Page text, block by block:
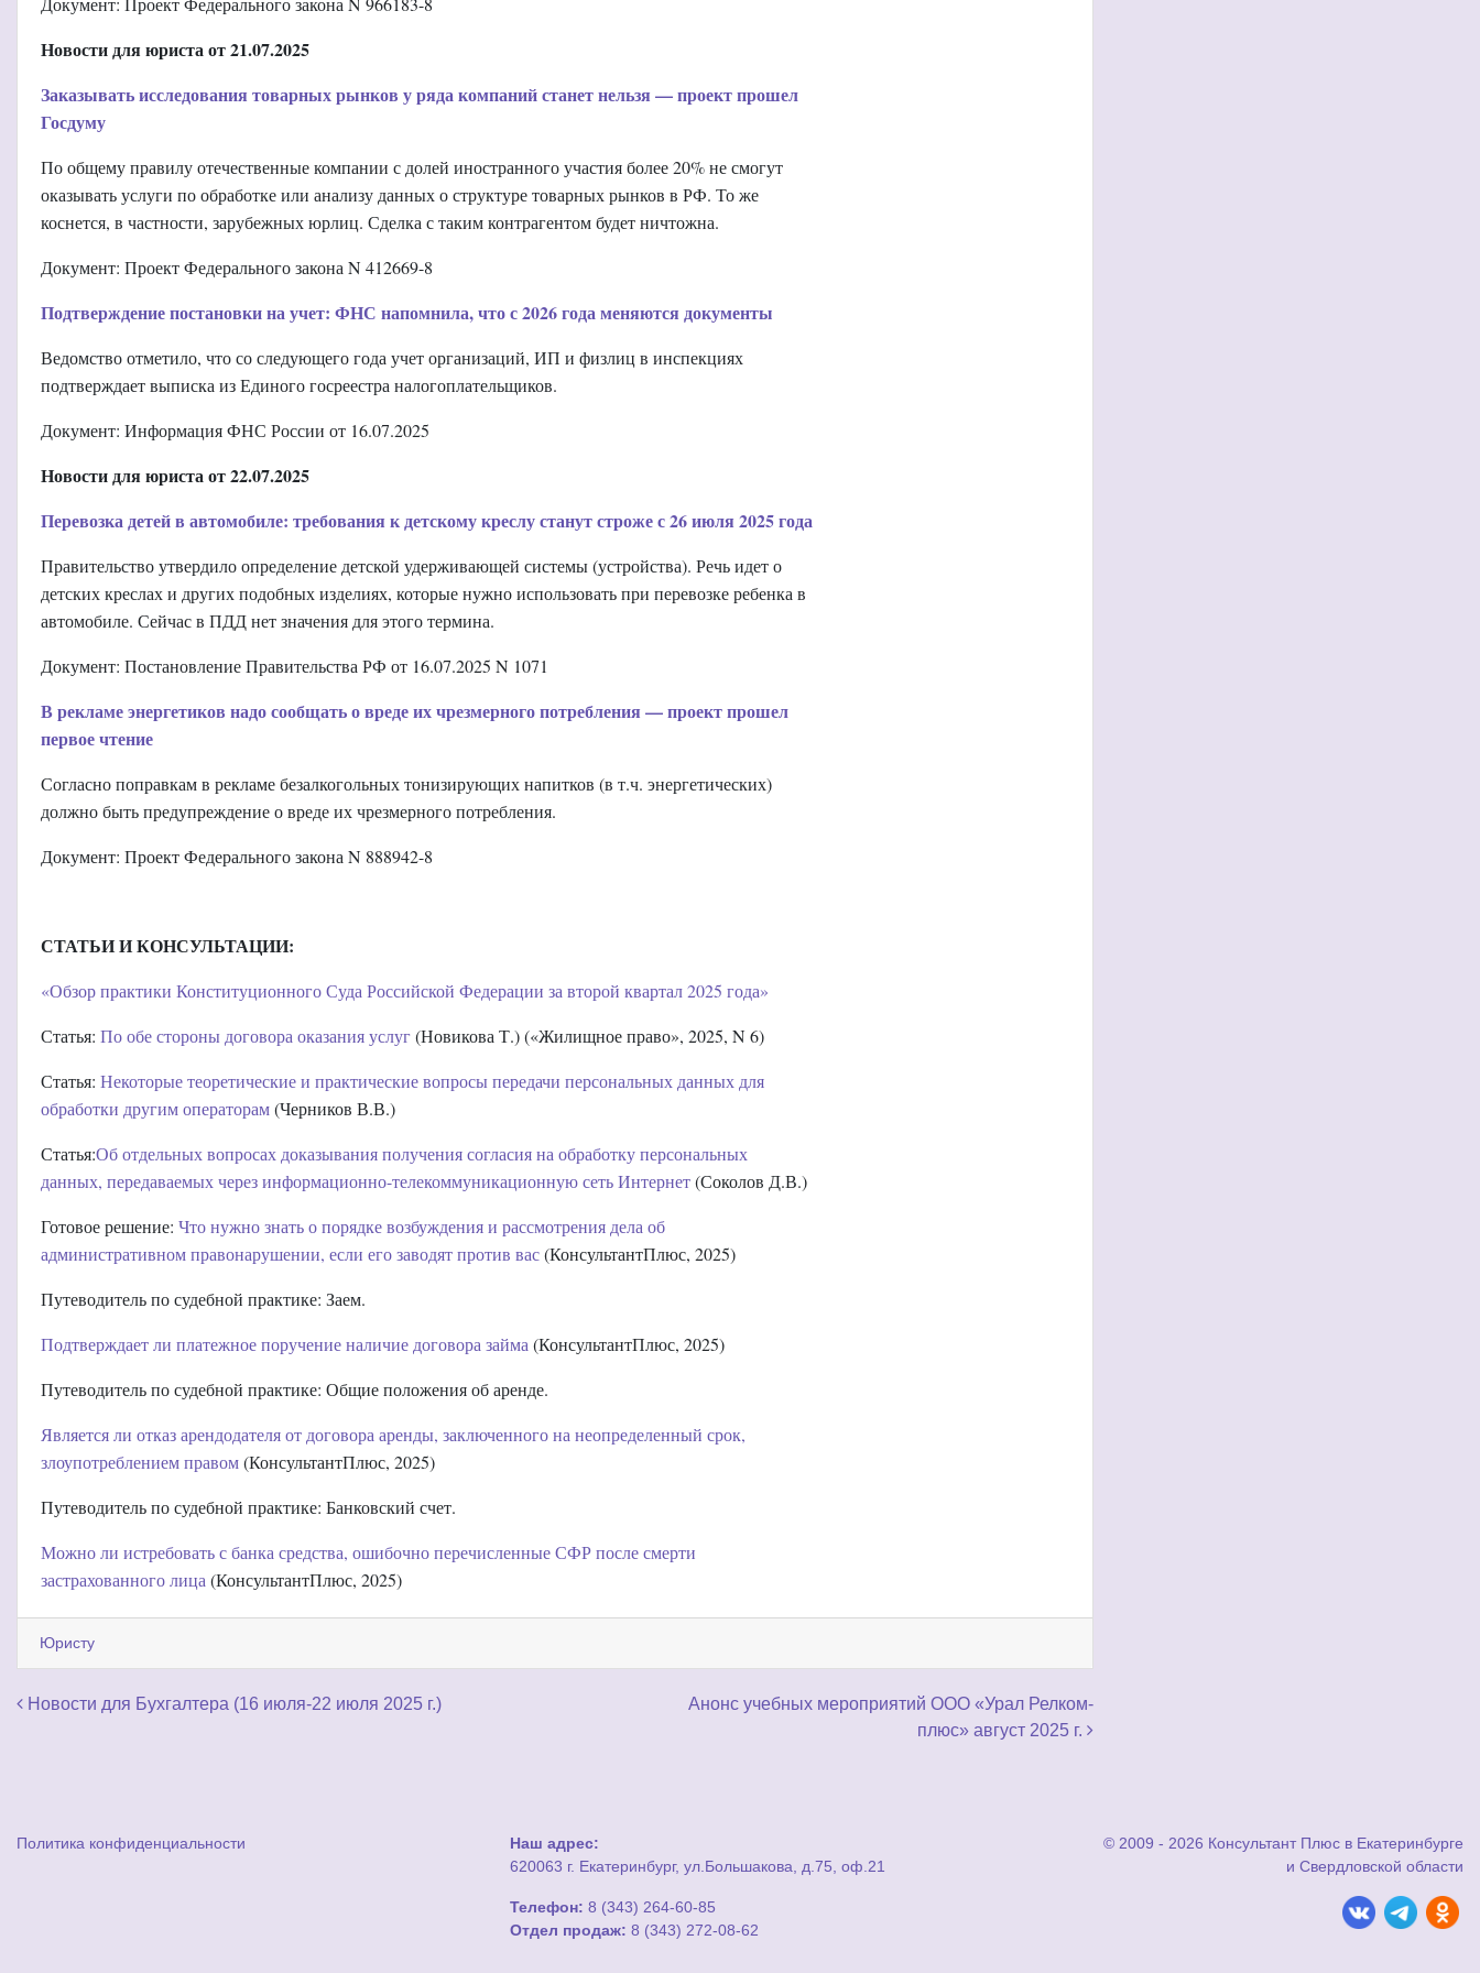
Новости для юриста от 21.07.2025
Заказывать исследования товарных рынков у ряда компаний станет нельзя — проект прошел
Госдуму
По общему правилу отечественные компании с долей иностранного участия более 20% не смогут
оказывать услуги по обработке или анализу данных о структуре товарных рынков в РФ. То же
коснется, в частности, зарубежных юрлиц. Сделка с таким контрагентом будет ничтожна.
Документ: Проект Федерального закона N 412669-8
Подтверждение постановки на учет: ФНС напомнила, что с 2026 года меняются документы
Ведомство отметило, что со следующего года учет организаций, ИП и физлиц в инспекциях
подтверждает выписка из Единого госреестра налогоплательщиков.
Документ: Информация ФНС России от 16.07.2025
Новости для юриста от 22.07.2025
Перевозка детей в автомобиле: требования к детскому креслу станут строже с 26 июля 2025 года
Правительство утвердило определение детской удерживающей системы (устройства). Речь идет о
детских креслах и других подобных изделиях, которые нужно использовать при перевозке ребенка в
автомобиле. Сейчас в ПДД нет значения для этого термина.
Документ: Постановление Правительства РФ от 16.07.2025 N 1071
В рекламе энергетиков надо сообщать о вреде их чрезмерного потребления — проект прошел
первое чтение
Согласно поправкам в рекламе безалкогольных тонизирующих напитков (в т.ч. энергетических)
должно быть предупреждение о вреде их чрезмерного потребления.
Документ: Проект Федерального закона N 888942-8
СТАТЬИ И КОНСУЛЬТАЦИИ:
«Обзор практики Конституционного Суда Российской Федерации за второй квартал 2025 года»
Статья: По обе стороны договора оказания услуг(Новикова Т.) («Жилищное право», 2025, N 6)
Статья: Некоторые теоретические и практические вопросы передачи персональных данных для
обработки другим операторам(Черников В.В.)
Статья:Об отдельных вопросах доказывания получения согласия на обработку персональных
данных, передаваемых через информационно-телекоммуникационную сеть Интернет(Соколов Д.В.)
Готовое решение: Что нужно знать о порядке возбуждения и рассмотрения дела об
административном правонарушении, если его заводят против вас(КонсультантПлюс, 2025)
Путеводитель по судебной практике: Заем.
Подтверждает ли платежное поручение наличие договора займа(КонсультантПлюс, 2025)
Путеводитель по судебной практике: Общие положения об аренде.
Является ли отказ арендодателя от договора аренды, заключенного на неопределенный срок,
злоупотреблением правом(КонсультантПлюс, 2025)
Путеводитель по судебной практике: Банковский счет.
Можно ли истребовать с банка средства, ошибочно перечисленные СФР после смерти
застрахованного лица(КонсультантПлюс, 2025)
Юристу
Навигация по записям
Новости для Бухгалтера (16 июля-22 июля 2025 г.)
Анонс учебных мероприятий ООО «Урал Релком-
плюс» август 2025 г.
Политика конфиденциальности
Наш адрес:
620063 г. Екатеринбург, ул.Большакова, д.75, оф.21
Телефон: 8 (343) 264-60-85
Отдел продаж: 8 (343) 272-08-62
© 2009 - 2026 Консультант Плюс в Екатеринбурге
и Свердловской области